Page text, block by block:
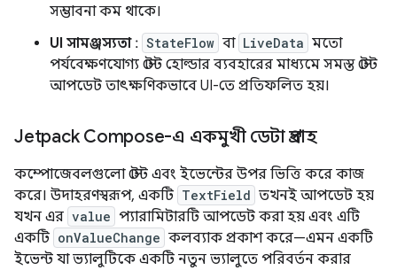
সম্ভাবনা কম থাকে।
UI সামঞ্জস্যতা: StateFlow বা LiveData মতো
পর্যবেক্ষণযোগ্য স্টেট হোল্ডার ব্যবহারের মাধ্যমে সমস্ত স্টেট
আপডেট তাৎক্ষণিকভাবে UI-তে প্রতিফলিত হয়।
Jetpack Compose-এ একমুখী ডেটা প্রবাহ
কম্পোজেবলগুলো স্টেট এবং ইভেন্টের উপর ভিত্তি করে কাজ
করে। উদাহরণস্বরূপ, একটি TextField তখনই আপডেট হয়
যখন এর value প্যারামিটারটি আপডেট করা হয় এবং এটি
একটি onValueChange কলব্যাক প্রকাশ করে—এমন একটি
ইভেন্ট যা ভ্যালুটিকে একটি নতুন ভ্যালুতে পরিবর্তন করার